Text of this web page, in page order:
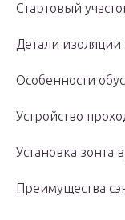
Стартовый
Детали
Особенности
Устройство
Установка зонта
Преимущества